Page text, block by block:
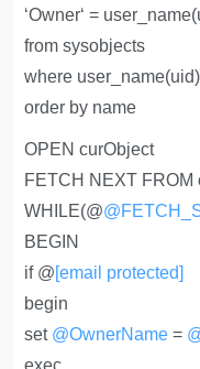
‘Owner‘ =
from sysobjects
where user_name(uid)
order by name
OPEN curObject
FETCH NEXT FROM
WHILE(@
BEGIN
if @[email protected]
begin
set @OwnerName =
exec